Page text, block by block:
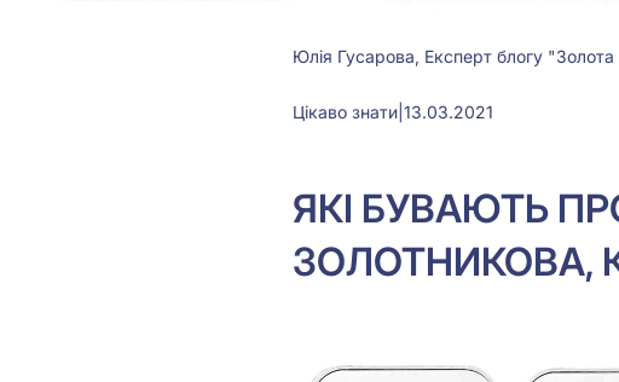
Юлія Гусарова, Експерт блогу
Цікаво знати| 13.03.2021
ЯКІ БУВАЮТЬ
ЗОЛОТНИКОВА,